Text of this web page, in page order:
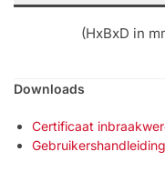
(HxBxD in
Downloads
Certificaat